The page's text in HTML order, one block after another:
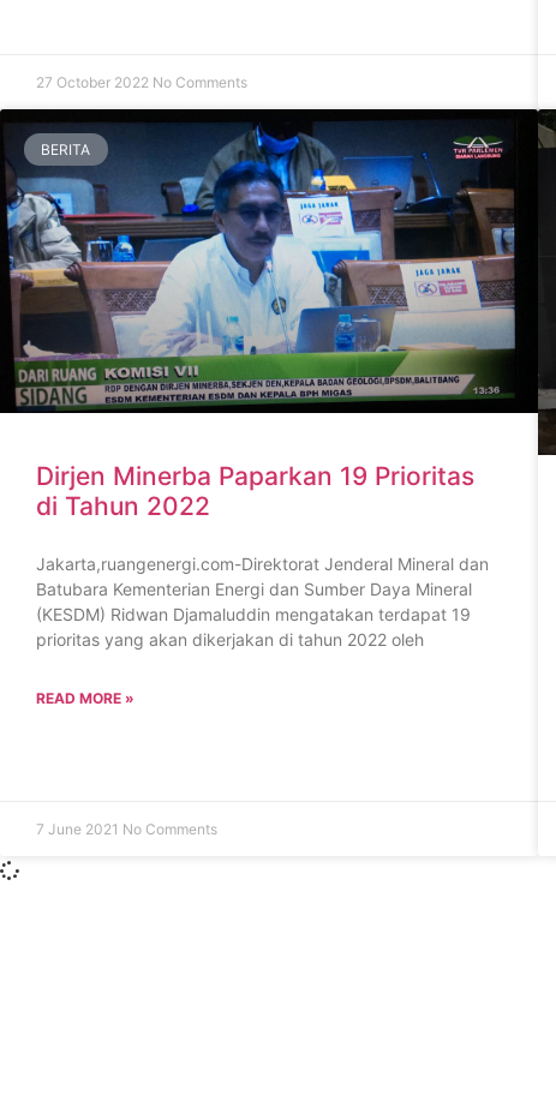
27 October 2022 No Comments
BERITA
Dirjen Minerba Paparkan 19 Prioritas
di Tahun 2022
Jakarta,ruangenergi.com-Direktorat Jenderal Mineral dan
Batubara Kementerian Energi dan Sumber Daya Mineral
(KESDM) Ridwan Djamaluddin mengatakan terdapat 19
prioritas yang akan dikerjakan di tahun 2022 oleh
READ MORE »
7 June 2021 No Comments